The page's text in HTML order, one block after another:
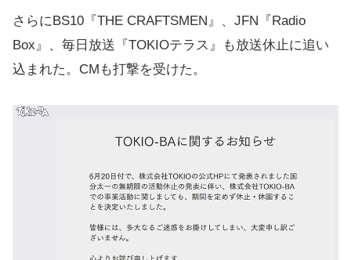
さらにBS10『THE CRAFTSMEN』、JFN『Radio
Box』、毎日放送『TOKIOテラス』も放送休止に追い
込まれた。CMも打撃を受けた。